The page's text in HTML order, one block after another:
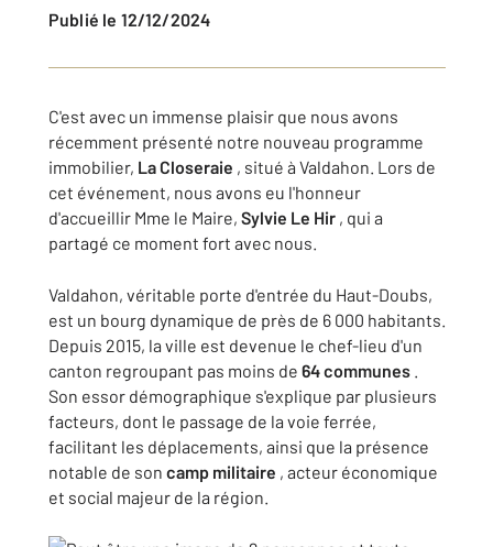
Publié le 12/12/2024
C'est avec un immense plaisir que nous avons
récemment présenté notre nouveau programme
immobilier, La Closeraie , situé à Valdahon. Lors de
cet événement, nous avons eu l'honneur
d'accueillir Mme le Maire, Sylvie Le Hir , qui a
partagé ce moment fort avec nous.
Valdahon, véritable porte d'entrée du Haut-Doubs,
est un bourg dynamique de près de 6 000 habitants.
Depuis 2015, la ville est devenue le chef-lieu d'un
canton regroupant pas moins de 64 communes .
Son essor démographique s'explique par plusieurs
facteurs, dont le passage de la voie ferrée,
facilitant les déplacements, ainsi que la présence
notable de son camp militaire , acteur économique
et social majeur de la région.